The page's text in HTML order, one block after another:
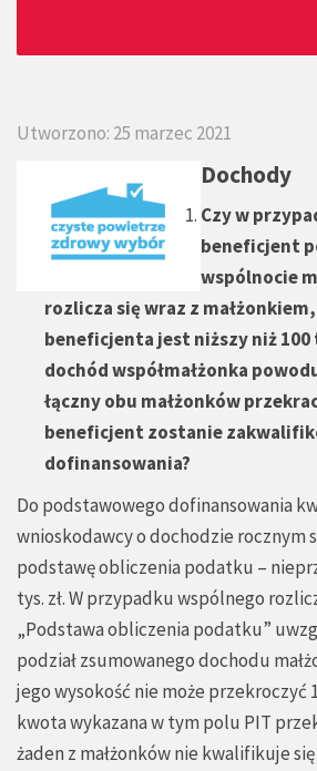
Utworzono: 25 marzec 2021
Dochody
Czy w
beneficjent
wspólnocie
rozlicza się wraz z
beneficjenta jest niższy niż 100
dochód współmałżonka
łączny obu małżonków
beneficjent zostanie
dofinansowania?
Do podstawowego dofinansowania
wnioskodawcy o dochodzie rocznym
podstawę obliczenia podatku –
tys. zł. W przypadku wspólnego
„Podstawa obliczenia podatku”
podział zsumowanego dochodu
jego wysokość nie może przekroczyć
kwota wykazana w tym polu PIT
żaden z małżonków nie kwalifikuje